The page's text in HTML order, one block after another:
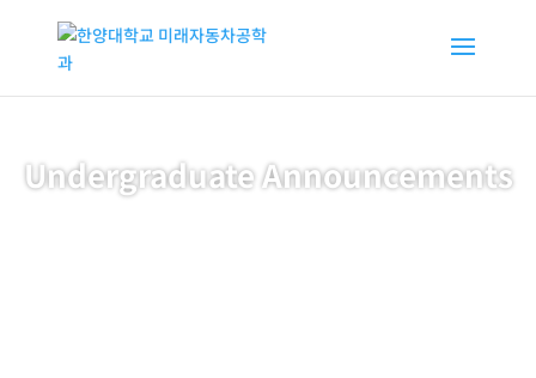
Undergraduate Announcements